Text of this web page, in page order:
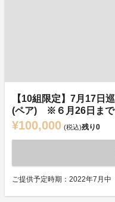
【10組限定】7月17日
(ペア) ※６月26日まで
¥100,000 (税込)残り0
ご提供予定時期：2022年7月中